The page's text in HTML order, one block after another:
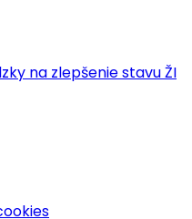
na zlepšenie stavu ŽI